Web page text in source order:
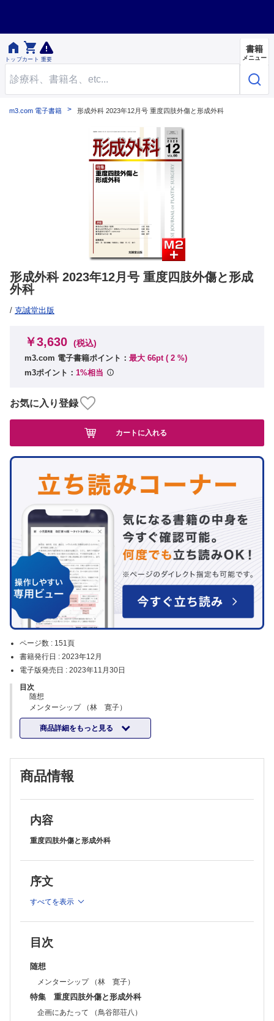

トップ

カート 重要
書籍
メニュー
m3.com 電子書籍 形成外科 2023年12月号 重度四肢外傷と形成外科
形成外科 2023年12月号 重度四肢外傷と形成
外科
/ 克誠堂出版
ページ数 : 151頁
書籍発行日 : 2023年12月
電子版発売日 : 2023年11月30日
目次
随想
メンターシップ （林 寛子）
特集 重度四肢外傷と形成外科
企画にあたって （鳥谷部荘八）
形成外科医が知るべき重度四肢外傷治療の今 （土田芳彦）
形成外科医に知ってもらいたい骨折の骨再建 （前川尚宜）
形成外科医に望む血行再建・軟部組織再建 （鳥谷部荘八）
若手形成外科医が進む重度四肢外傷への道 （伊師森葉ほか）
ここまでできる究極の重度四肢外傷再建 （工藤俊哉）
コラム：編集委員長コラム［第52回］ （細川 亙）
No.45 （小室裕造）
装具療法のアドヒアランスをどう高めるか―その2：効果的な装具療法
連載：形成外科NEXT―次世代の本音―
No.108 埼玉医科大学 形成外科・美容外科 （斎藤順平）
症例
楔状骨片移行術を施行し長期の経過観察を行った裂足症の1例 （切石梨
菜ほか）
外視鏡の形成外科領域における有用性 （生坂圭輔ほか）
外国文献抄訳 PRS Vol.151 No.4 （榊原俊介）
投稿規定
商品詳細をもっと見る
￥3,630 (税込)
m3.com 電子書籍ポイント： 最大 66pt ( 2 %)
m3ポイント： 1%相当
お気に入り登録
カートに入れる
商品情報
内容
重度四肢外傷と形成外科
序文
すべてを表示
目次
随想
メンターシップ （林 寛子）
特集 重度四肢外傷と形成外科
企画にあたって （鳥谷部荘八）